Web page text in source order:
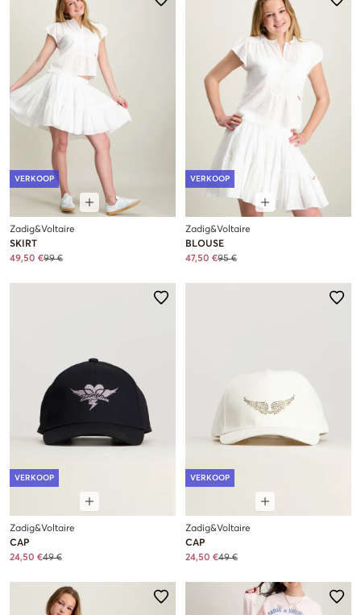
VERKOOP
Zadig&Voltaire
SKIRT
49,50 €99 €
VERKOOP
Zadig&Voltaire
BLOUSE
47,50 €95 €
VERKOOP
Zadig&Voltaire
CAP
24,50 €49 €
VERKOOP
Zadig&Voltaire
CAP
24,50 €49 €